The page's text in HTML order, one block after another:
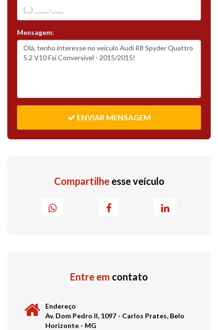
Mensagem: *
ENVIAR MENSAGEM
Compartilhe esse veículo
Entre em contato
Endereço
Av. Dom Pedro II, 1097 - Carlos Prates, Belo
Horizonte - MG